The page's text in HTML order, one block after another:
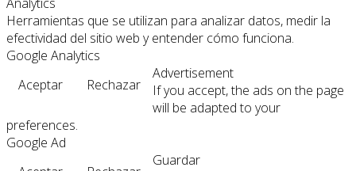
Herramientas que se utilizan para analizar datos, medir la
efectividad del sitio web y entender cómo funciona.
Google Analytics
Aceptar
Rechazar
Advertisement
If you accept, the ads on the page
will be adapted to your
preferences.
Google Ad
Guardar